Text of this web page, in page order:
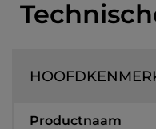
Productnaam